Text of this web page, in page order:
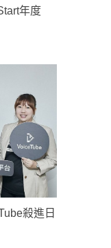
年度
殺進日